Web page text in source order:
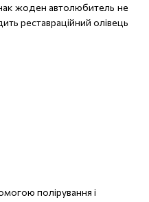
жоден автолюбитель не
реставраційний олівець
полірування і